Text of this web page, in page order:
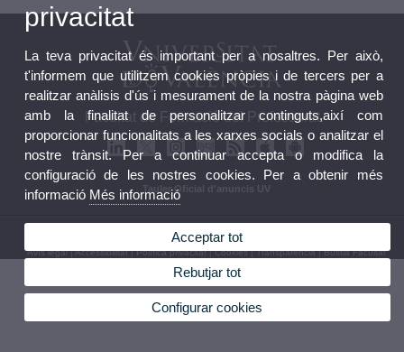
Facultat de Formació del Professorat
Tauler Oficial d'anuncis UV
© 2026 UV. - Avda. Tarongers, 4. 46022 València. Espanya. Tel (+34) 963 86 44 90
Avís legal|Accessibilitat|Política privacitat|Cookies|Transparència|Bústia Facultat
privacitat
La teva privacitat és important per a nosaltres. Per això,
t'informem que utilitzem cookies pròpies i de tercers per a
realitzar anàlisis d'ús i mesurament de la nostra pàgina web
amb la finalitat de personalitzar continguts,així com
proporcionar funcionalitats a les xarxes socials o analitzar el
nostre trànsit. Per a continuar accepta o modifica la
configuració de les nostres cookies. Per a obtenir més
informació Més informació
Acceptar tot
Rebutjar tot
Configurar cookies